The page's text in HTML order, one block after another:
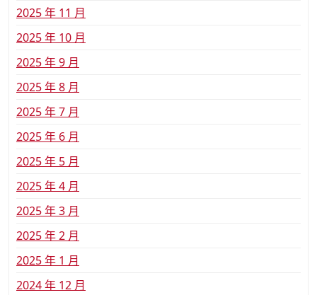
2025 年 11 月
2025 年 10 月
2025 年 9 月
2025 年 8 月
2025 年 7 月
2025 年 6 月
2025 年 5 月
2025 年 4 月
2025 年 3 月
2025 年 2 月
2025 年 1 月
2024 年 12 月